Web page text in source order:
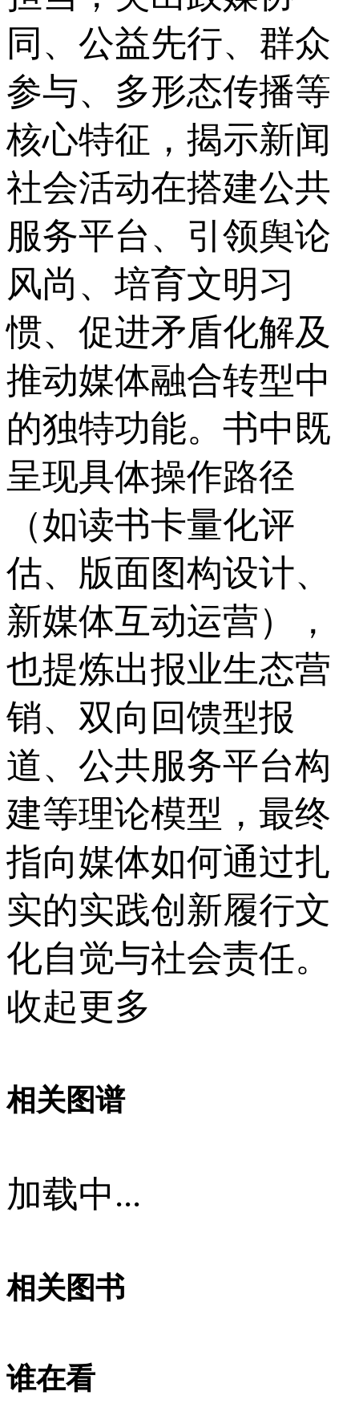
同、公益先行、群众
参与、多形态传播等
核心特征，揭示新闻
社会活动在搭建公共
服务平台、引领舆论
风尚、培育文明习
惯、促进矛盾化解及
推动媒体融合转型中
的独特功能。书中既
呈现具体操作路径
（如读书卡量化评
估、版面图构设计、
新媒体互动运营），
也提炼出报业生态营
销、双向回馈型报
道、公共服务平台构
建等理论模型，最终
指向媒体如何通过扎
实的实践创新履行文
化自觉与社会责任。
收起更多
相关图谱
加载中...
相关图书
谁在看